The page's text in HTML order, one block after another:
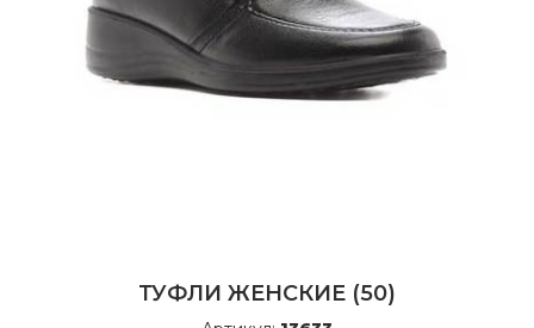
ТУФЛИ ЖЕНСКИЕ (50)